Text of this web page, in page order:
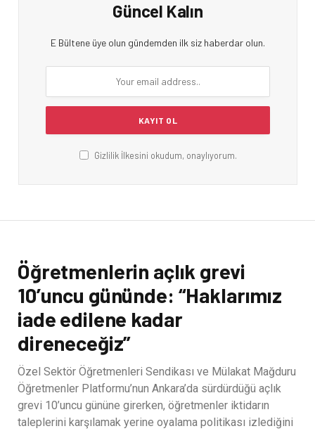
Güncel Kalın
E Bültene üye olun gündemden ilk siz haberdar olun.
Gizlilik İlkesini okudum, onaylıyorum.
Öğretmenlerin açlık grevi
10’uncu gününde: “Haklarımız
iade edilene kadar
direneceğiz”
Özel Sektör Öğretmenleri Sendikası ve Mülakat Mağduru
Öğretmenler Platformu’nun Ankara’da sürdürdüğü açlık
grevi 10’uncu gününe girerken, öğretmenler iktidarın
taleplerini karşılamak yerine oyalama politikası izlediğini